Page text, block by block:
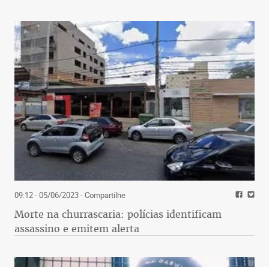
09:12 - 05/06/2023- Compartilhe
Morte na churrascaria: polícias identificam
assassino e emitem alerta